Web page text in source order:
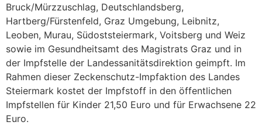
Bruck/Mürzzuschlag, Deutschlandsberg,
Hartberg/Fürstenfeld, Graz Umgebung, Leibnitz,
Leoben, Murau, Südoststeiermark, Voitsberg und Weiz
sowie im Gesundheitsamt des Magistrats Graz und in
der Impfstelle der Landessanitätsdirektion geimpft. Im
Rahmen dieser Zeckenschutz-Impfaktion des Landes
Steiermark kostet der Impfstoff in den öffentlichen
Impfstellen für Kinder 21,50 Euro und für Erwachsene 22
Euro.